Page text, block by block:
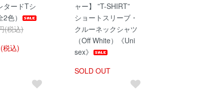
タードTシ
色）
(税込)
税込)
ャー】 ”T-SHIRT”
ショートスリーブ・
クルーネックシャツ
（Off White）《Uni
sex》
SOLD OUT